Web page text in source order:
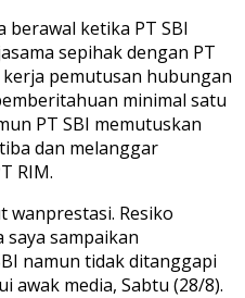
berawal ketika PT SBI
sepihak dengan PT
pemutusan hubungan
minimal satu
PT SBI memutuskan
dan melanggar
RIM.
wanprestasi. Resiko
sampaikan
namun tidak ditanggapi
awak media, Sabtu (28/8).